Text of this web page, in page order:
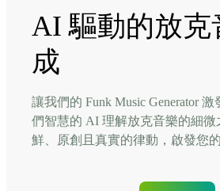
AI 驅動的放克
成
讓我們的 Funk Music Generator
們智慧的 AI 理解放克音樂的細微
鮮、原創且真實的律動，啟發您的